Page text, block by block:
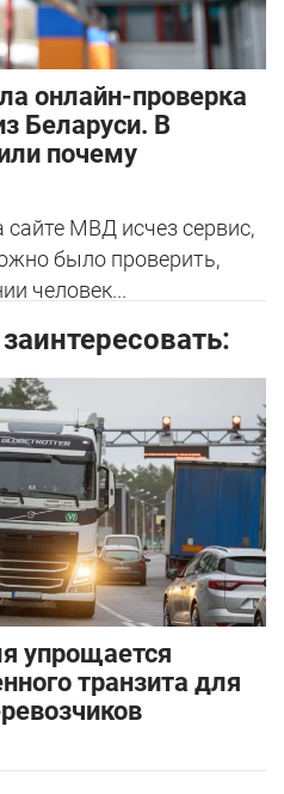
онлайн-проверка
Беларуси. В
почему
сайте МВД исчез сервис,
было проверить,
человек...
упрощается
транзита для